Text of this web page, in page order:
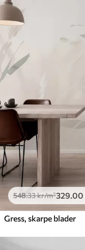
548.33kr/m²329.00
Gress, skarpe blader